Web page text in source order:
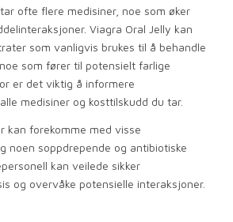
ofte flere medisiner, noe som øker
Viagra Oral Jelly kan
som vanligvis brukes til å behandle
som fører til potensielt farlige
er det viktig å informere
medisiner og kosttilskudd du tar.
kan forekomme med visse
noen soppdrepende og antibiotiske
kan veilede sikker
og overvåke potensielle interaksjoner.